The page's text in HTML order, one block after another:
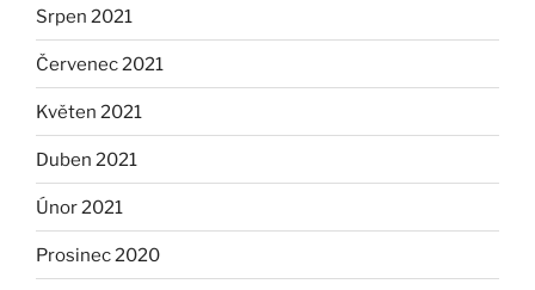
Srpen 2021
Červenec 2021
Květen 2021
Duben 2021
Únor 2021
Prosinec 2020